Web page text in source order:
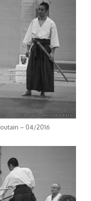
– 04/2016